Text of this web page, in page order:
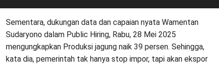
Sementara, dukungan data dan capaian nyata Wamentan
Sudaryono dalam Public Hiring, Rabu, 28 Mei 2025
mengungkapkan Produksi jagung naik 39 persen. Sehingga,
kata dia, pemerintah tak hanya stop impor, tapi akan ekspor